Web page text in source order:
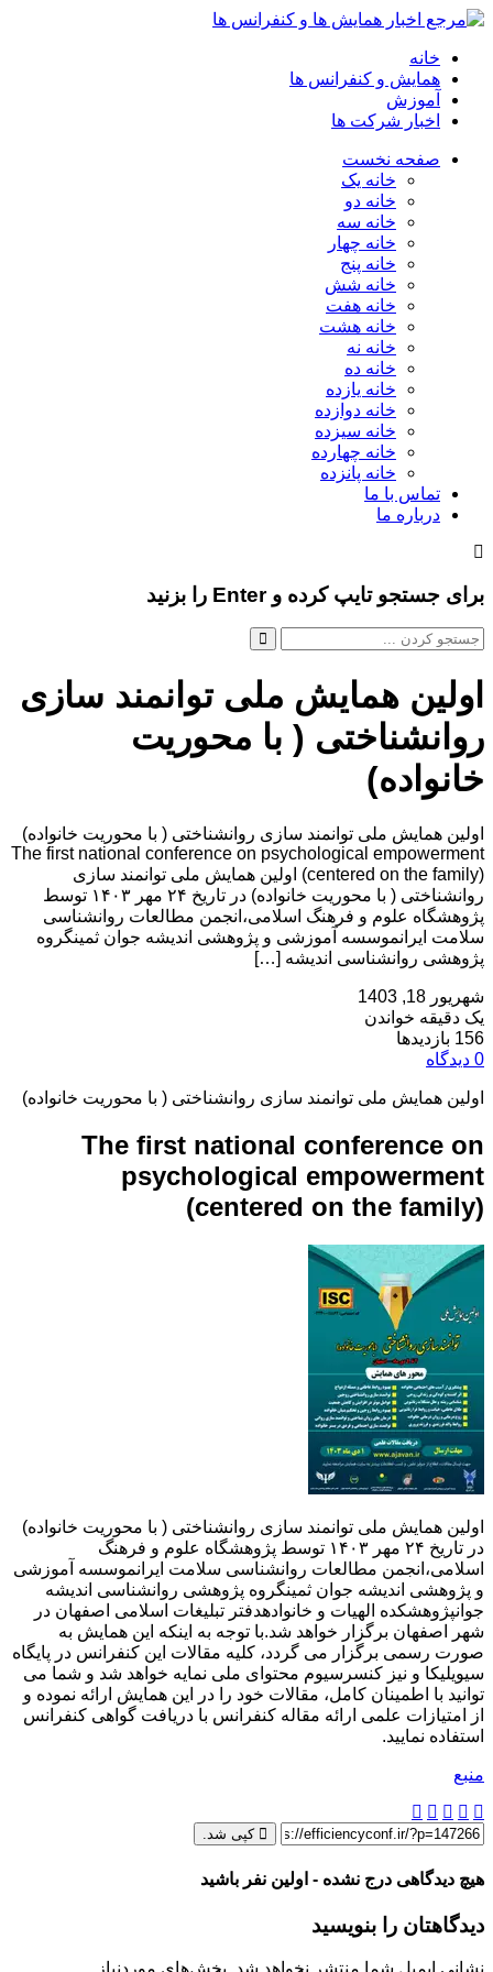
خانه
همایش و کنفرانس ها
آموزش
اخبار شرکت ها
صفحه نخست
خانه یک
خانه دو
خانه سه
خانه چهار
خانه پنج
خانه شش
خانه هفت
خانه هشت
خانه نه
خانه ده
خانه یازده
خانه دوازده
خانه سیزده
خانه چهارده
خانه پانزده
تماس با ما
درباره ما
برای جستجو تایپ کرده و Enter را بزنید
اولین همایش ملی توانمند سازی
روانشناختی ( با محوریت
خانواده)
اولین همایش ملی توانمند سازی روانشناختی ( با محوریت خانواده)
The first national conference on psychological empowerment
(centered on the family) اولین همایش ملی توانمند سازی
روانشناختی ( با محوریت خانواده) در تاریخ ۲۴ مهر ۱۴۰۳ توسط
پژوهشگاه علوم و فرهنگ اسلامی،انجمن مطالعات روانشناسی
سلامت ایرانموسسه آموزشی و پژوهشی اندیشه جوان ثمینگروه
پژوهشی روانشناسی اندیشه […]
شهریور 18, 1403
یک دقیقه خواندن
156 بازدیدها
0 دیدگاه
اولین همایش ملی توانمند سازی روانشناختی ( با محوریت خانواده)
The first national conference on
psychological empowerment
(centered on the family)
اولین همایش ملی توانمند سازی روانشناختی ( با محوریت خانواده)
در تاریخ ۲۴ مهر ۱۴۰۳ توسط پژوهشگاه علوم و فرهنگ
اسلامی،انجمن مطالعات روانشناسی سلامت ایرانموسسه آموزشی
و پژوهشی اندیشه جوان ثمینگروه پژوهشی روانشناسی اندیشه
جوانپژوهشکده الهیات و خانوادهدفتر تبلیغات اسلامی اصفهان در
شهر اصفهان برگزار خواهد شد.با توجه به اینکه این همایش به
صورت رسمی برگزار می گردد، کلیه مقالات این کنفرانس در پایگاه
سیویلیکا و نیز کنسرسیوم محتوای ملی نمایه خواهد شد و شما می
توانید با اطمینان کامل، مقالات خود را در این همایش ارائه نموده و
از امتیازات علمی ارائه مقاله کنفرانس با دریافت گواهی کنفرانس
استفاده نمایید.
منبع
کپی شد.
هیچ دیدگاهی درج نشده - اولین نفر باشید
دیدگاهتان را بنویسید